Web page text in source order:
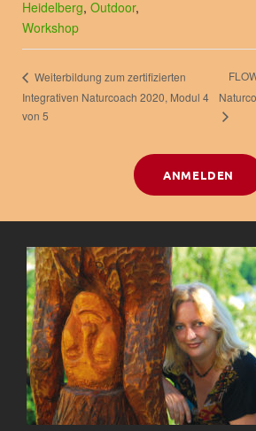
Heidelberg, Outdoor,
Workshop
Weiterbildung zum zertifizierten
Integrativen Naturcoach 2020, Modul 4
von 5
ANMELDEN